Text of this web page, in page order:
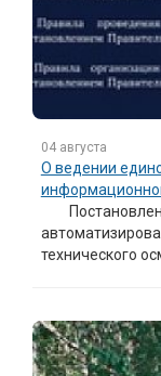
04 августа
О ведении
технического